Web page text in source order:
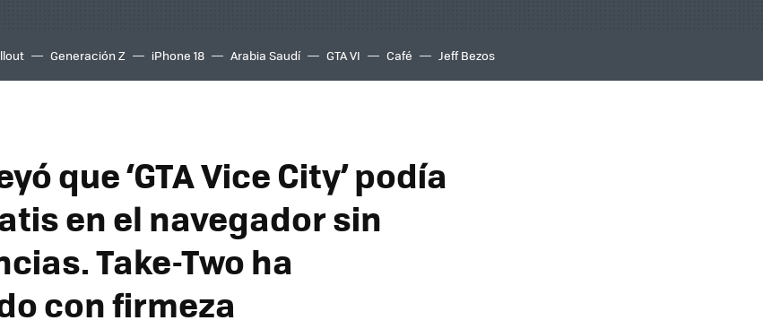
Generación Z iPhone 18 Arabia Saudí GTA VI Café Jeff Bezos
que ‘GTA Vice City’ podía
en el navegador sin
Take-Two ha
con firmeza